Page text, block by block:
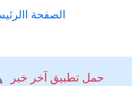
الصفحة
حمل تطبيق آخر خبر